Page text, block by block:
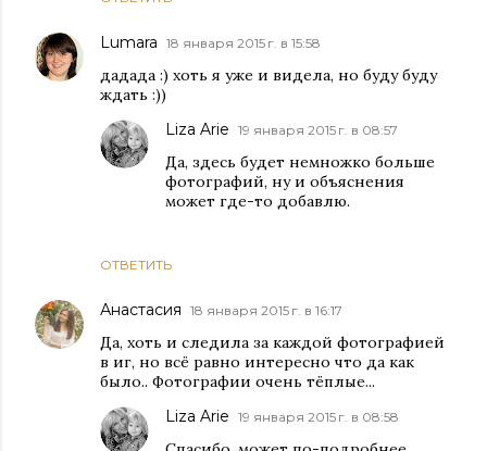
Lumara 18 января 2015 г. в 15:58
дадада :) хоть я уже и видела, но буду буду
ждать :))
ОТВЕТИТЬ
Liza Arie 19 января 2015 г. в 08:57
Да, здесь будет немножко больше
фотографий, ну и объяснения
может где-то добавлю.
Анастасия 18 января 2015 г. в 16:17
Да, хоть и следила за каждой фотографией
в иг, но всё равно интересно что да как
было.. Фотографии очень тёплые...
Liza Arie 19 января 2015 г. в 08:58